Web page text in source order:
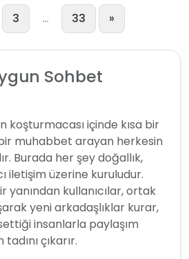
3 … 33 »
Sohbet
koşturmacası içinde kısa bir
muhabbet arayan herkesin
Burada her şey doğallık,
iletişim üzerine kuruludur.
yanından kullanıcılar, ortak
yeni arkadaşlıklar kurar,
insanlarla paylaşım
çıkarır.